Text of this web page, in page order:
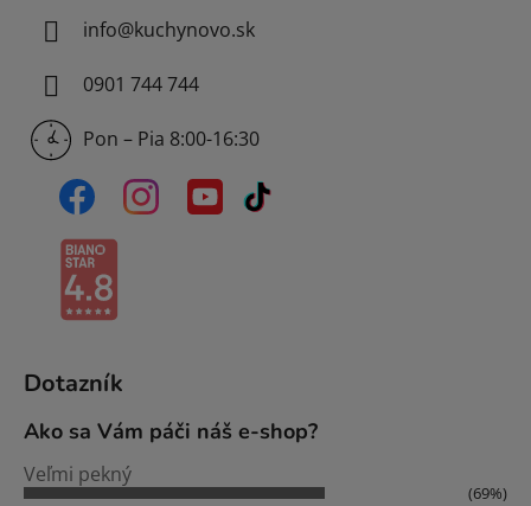
info@kuchynovo.sk
0901 744 744
Pon – Pia 8:00-16:30
Dotazník
Ako sa Vám páči náš e-shop?
Veľmi pekný
(69%)